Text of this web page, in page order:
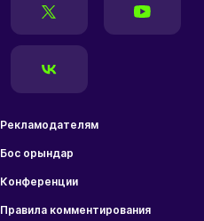
Рекламодателям
Бос орындар
Конференции
Правила комментирования